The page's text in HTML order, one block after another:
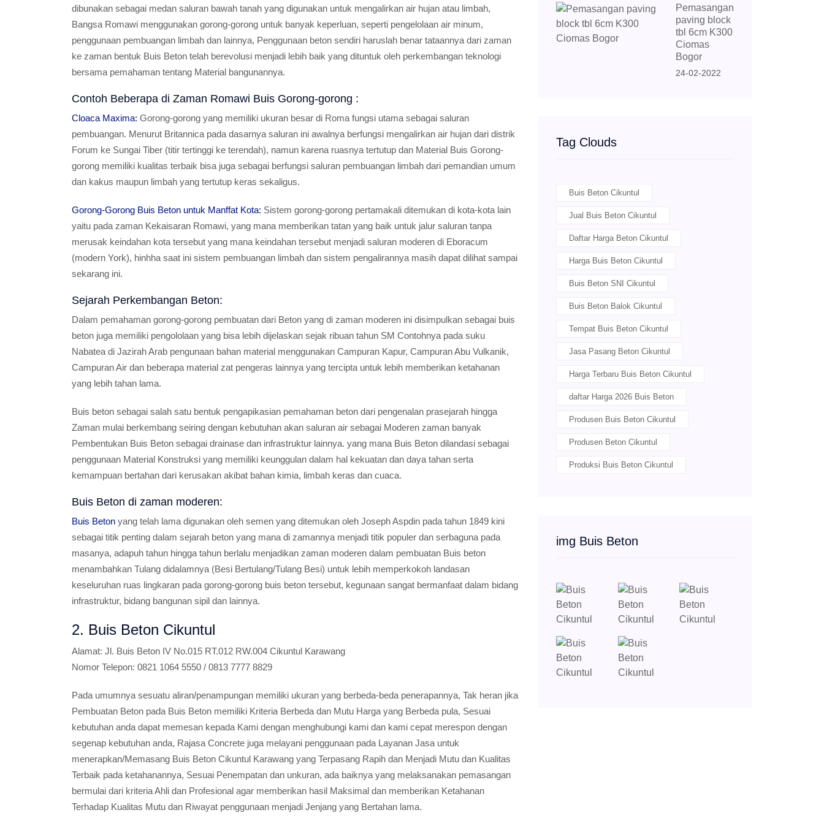
dibunakan sebagai medan saluran bawah tanah yang digunakan untuk mengalirkan air hujan atau limbah,
Bangsa Romawi menggunakan gorong-gorong untuk banyak keperluan, seperti pengelolaan air minum,
penggunaan pembuangan limbah dan lainnya, Penggunaan beton sendiri haruslah benar tataannya dari zaman
ke zaman bentuk Buis Beton telah berevolusi menjadi lebih baik yang dituntuk oleh perkembangan teknologi
bersama pemahaman tentang Material bangunannya.
Contoh Beberapa di Zaman Romawi Buis Gorong-gorong :
Cloaca Maxima: Gorong-gorong yang memiliki ukuran besar di Roma fungsi utama sebagai saluran
pembuangan. Menurut Britannica pada dasarnya saluran ini awalnya berfungsi mengalirkan air hujan dari distrik
Forum ke Sungai Tiber (titir tertinggi ke terendah), namun karena ruasnya tertutup dan Material Buis Gorong-
gorong memiliki kualitas terbaik bisa juga sebagai berfungsi saluran pembuangan limbah dari pemandian umum
dan kakus maupun limbah yang tertutup keras sekaligus.
Gorong-Gorong Buis Beton untuk Manffat Kota: Sistem gorong-gorong pertamakali ditemukan di kota-kota lain
yaitu pada zaman Kekaisaran Romawi, yang mana memberikan tatan yang baik untuk jalur saluran tanpa
merusak keindahan kota tersebut yang mana keindahan tersebut menjadi saluran moderen di Eboracum
(modern York), hinhha saat ini sistem pembuangan limbah dan sistem pengalirannya masih dapat dilihat sampai
sekarang ini.
Sejarah Perkembangan Beton:
Dalam pemahaman gorong-gorong pembuatan dari Beton yang di zaman moderen ini disimpulkan sebagai buis
beton juga memiliki pengololaan yang bisa lebih dijelaskan sejak ribuan tahun SM Contohnya pada suku
Nabatea di Jazirah Arab pengunaan bahan material menggunakan Campuran Kapur, Campuran Abu Vulkanik,
Campuran Air dan beberapa material zat pengeras lainnya yang tercipta untuk lebih memberikan ketahanan
yang lebih tahan lama.
Buis beton sebagai salah satu bentuk pengapikasian pemahaman beton dari pengenalan prasejarah hingga
Zaman mulai berkembang seiring dengan kebutuhan akan saluran air sebagai Moderen zaman banyak
Pembentukan Buis Beton sebagai drainase dan infrastruktur lainnya. yang mana Buis Beton dilandasi sebagai
penggunaan Material Konstruksi yang memiliki keunggulan dalam hal kekuatan dan daya tahan serta
kemampuan bertahan dari kerusakan akibat bahan kimia, limbah keras dan cuaca.
Buis Beton di zaman moderen:
Buis Beton yang telah lama digunakan oleh semen yang ditemukan oleh Joseph Aspdin pada tahun 1849 kini
sebagai titik penting dalam sejarah beton yang mana di zamannya menjadi titik populer dan serbaguna pada
masanya, adapuh tahun hingga tahun berlalu menjadikan zaman moderen dalam pembuatan Buis beton
menambahkan Tulang didalamnya (Besi Bertulang/Tulang Besi) untuk lebih memperkokoh landasan
keseluruhan ruas lingkaran pada gorong-gorong buis beton tersebut, kegunaan sangat bermanfaat dalam bidang
infrastruktur, bidang bangunan sipil dan lainnya.
2. Buis Beton Cikuntul
Alamat: Jl. Buis Beton IV No.015 RT.012 RW.004 Cikuntul Karawang
Nomor Telepon: 0821 1064 5550 / 0813 7777 8829
Pada umumnya sesuatu aliran/penampungan memiliki ukuran yang berbeda-beda penerapannya, Tak heran jika
Pembuatan Beton pada Buis Beton memiliki Kriteria Berbeda dan Mutu Harga yang Berbeda pula, Sesuai
kebutuhan anda dapat memesan kepada Kami dengan menghubungi kami dan kami cepat merespon dengan
segenap kebutuhan anda, Rajasa Concrete juga melayani penggunaan pada Layanan Jasa untuk
menerapkan/Memasang Buis Beton Cikuntul Karawang yang Terpasang Rapih dan Menjadi Mutu dan Kualitas
Terbaik pada ketahanannya, Sesuai Penempatan dan unkuran, ada baiknya yang melaksanakan pemasangan
bermulai dari kriteria Ahli dan Profesional agar memberikan hasil Maksimal dan memberikan Ketahanan
Terhadap Kualitas Mutu dan Riwayat penggunaan menjadi Jenjang yang Bertahan lama.
Pemasangan
paving block
tbl 6cm K300
Ciomas
Bogor
24-02-2022
Tag Clouds
Buis Beton Cikuntul
Jual Buis Beton Cikuntul
Daftar Harga Beton Cikuntul
Harga Buis Beton Cikuntul
Buis Beton SNI Cikuntul
Buis Beton Balok Cikuntul
Tempat Buis Beton Cikuntul
Jasa Pasang Beton Cikuntul
Harga Terbaru Buis Beton Cikuntul
daftar Harga 2026 Buis Beton
Produsen Buis Beton Cikuntul
Produsen Beton Cikuntul
Produksi Buis Beton Cikuntul
img Buis Beton